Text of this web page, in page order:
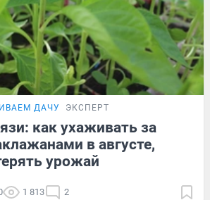
ДАЧУ ЭКСПЕРТ
как ухаживать за
в августе,
урожай
1 813 2